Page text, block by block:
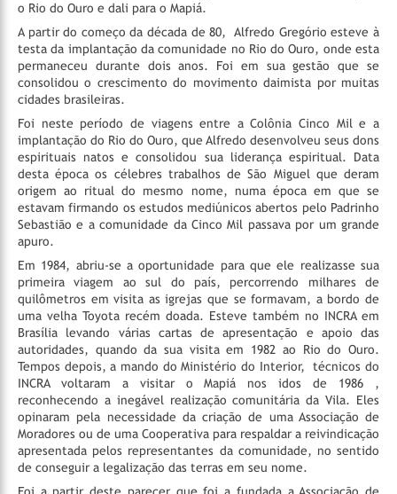
o Rio do Ouro e dali para o Mapiá.
A partir do começo da década de 80,
Alfredo Gregório esteve à
testa da implantação da comunidade no Rio do Ouro, onde esta
permaneceu durante dois anos. Foi em sua gestão que se
consolidou o crescimento do movimento daimista por muitas
cidades brasileiras.
Foi neste período de viagens entre a Colônia Cinco Mil e a
implantação do Rio do Ouro, que Alfredo desenvolveu seus dons
espirituais natos e consolidou sua liderança espiritual. Data
desta época os célebres trabalhos de São Miguel que deram
origem ao ritual do mesmo nome, numa época em que se
estavam firmando os estudos mediúnicos abertos pelo Padrinho
Sebastião e a comunidade da Cinco Mil passava por um grande
apuro.
Em 1984, abriu-se a oportunidade para que ele realizasse sua
primeira viagem ao sul do país, percorrendo milhares de
quilômetros em visita as igrejas que se formavam, a bordo de
uma velha Toyota recém doada. Esteve também no INCRA em
Brasília levando várias cartas de apresentação e apoio das
autoridades, quando da sua visita em 1982 ao Rio do Ouro.
Tempos depois, a mando do Ministério do Interior,
técnicos do
INCRA voltaram a visitar o Mapiá nos idos de 1986 ,
reconhecendo a inegável realização comunitária da Vila. Eles
opinaram pela necessidade da criação de uma Associação de
Moradores ou de uma Cooperativa para respaldar a reivindicação
apresentada pelos representantes da comunidade, no sentido
de conseguir a legalização das terras em seu nome.